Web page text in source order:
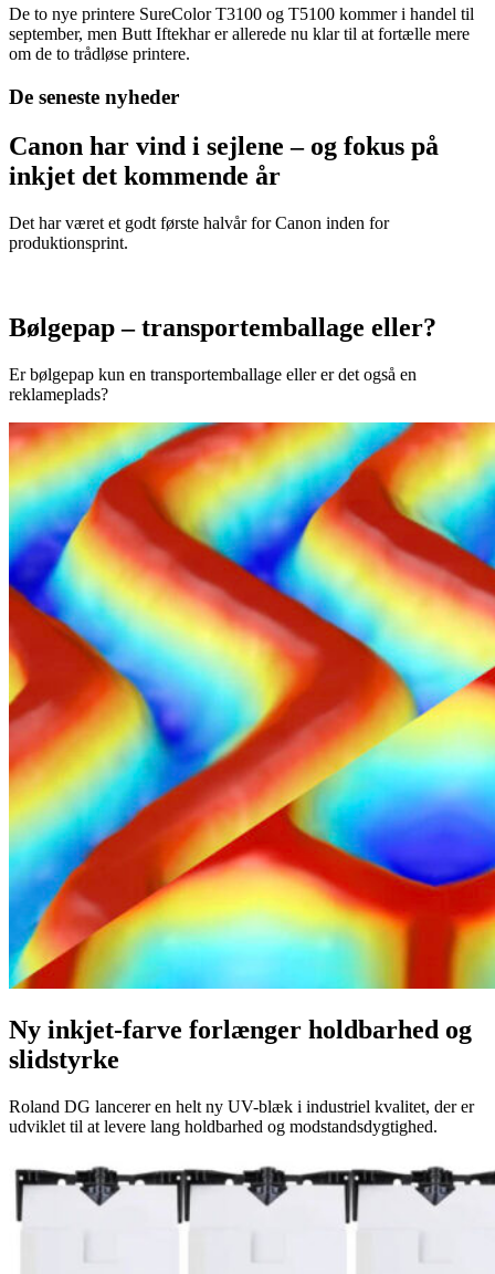
De to nye printere SureColor T3100 og T5100 kommer i handel til
september, men Butt Iftekhar er allerede nu klar til at fortælle mere
om de to trådløse printere.
De seneste nyheder
Canon har vind i sejlene – og fokus på
inkjet det kommende år
Det har været et godt første halvår for Canon inden for
produktionsprint.
Bølgepap – transportemballage eller?
Er bølgepap kun en transportemballage eller er det også en
reklameplads?
Ny inkjet-farve forlænger holdbarhed og
slidstyrke
Roland DG lancerer en helt ny UV-blæk i industriel kvalitet, der er
udviklet til at levere lang holdbarhed og modstandsdygtighed.